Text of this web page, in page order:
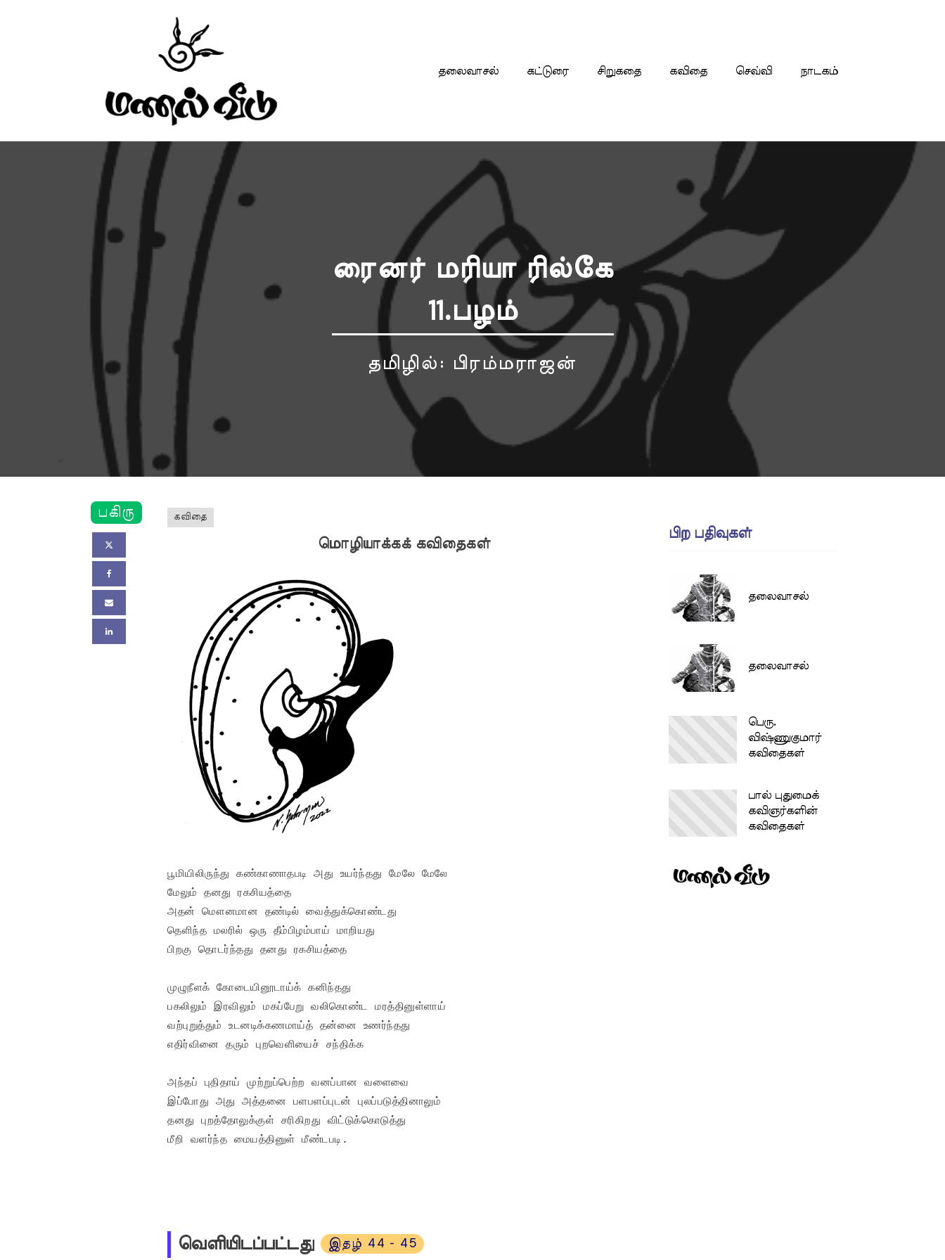
தலைவாசல் கட்டுரை சிறுகதை கவிதை செவ்வி நாடகம்
ரைனர் மரியா ரில்கே
11.பழம்
தமிழில்: பிரம்மராஜன்
பகிரு கவிதை
மொழியாக்கக் கவிதைகள்
பூமியிலிருந்து கண்காணாதபடி அது உயர்ந்தது மேலே மேலே
மேலும் தனது ரகசியத்தை
அதன் மௌனமான தண்டில் வைத்துக்கொண்டது
தெளிந்த மலரில் ஒரு தீம்பிழம்பாய் மாறியது
பிறகு தொடர்ந்தது தனது ரகசியத்தை
முழுநீளக் கோடையினூடாய்க் கனிந்தது
பகலிலும் இரவிலும் மகப்பேறு வலிகொண்ட மரத்தினுள்ளாய்
வற்புறுத்தும் உடனடிக்கணமாய்த் தன்னை உணர்ந்தது
எதிர்வினை தரும் புறவெளியைச் சந்திக்க
அந்தப் புதிதாய் முற்றுப்பெற்ற வனப்பான வளைவை
இப்போது அது அத்தனை பளபளப்புடன் புலப்படுத்தினாலும்
தனது புறத்தோலுக்குள் சரிகிறது விட்டுக்கொடுத்து
மீறி வளர்ந்த மையத்தினுள் மீண்டபடி.
வெளியிடப்பட்டது இதழ் 44 - 45
பிற பதிவுகள்
தலைவாசல்
தலைவாசல்
பெரு.
விஷ்ணுகுமார்
கவிதைகள்
பால் புதுமைக்
கவிஞர்களின்
கவிதைகள்